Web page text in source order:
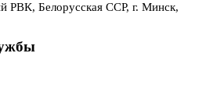
РВК, Белорусская ССР, г. Минск,